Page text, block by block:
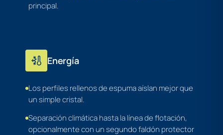
principal.
Energía
Los perfiles rellenos de espuma aíslan mejor que
un simple cristal.
Separación climática hasta la línea de flotación,
opcionalmente con un segundo faldón protector